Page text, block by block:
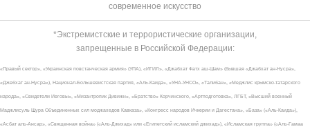
современное искусство
*Экстремистские и террористические организации,
запрещенные в Российской Федерации:
«Правый сектор», «Украинская повстанческая армия» (УПА), «ИГИЛ», «Джабхат Фатх аш-Шам» (бывшая «Джабхат ан-Нусра»,
«Джебхат ан-Нусра»), Национал-Большевистская партия, «Аль-Каида», «УНА-УНСО», «Талибан», «Меджлис крымско-татарского
народа», «Свидетели Иеговы», «Мизантропик Дивижн», «Братство» Корчинского, «Артподготовка», ЛГБТ, «Высший военный
Маджлисуль Шура Объединенных сил моджахедов Кавказа», «Конгресс народов Ичкерии и Дагестана», «База» («Аль-Каида»),
«Асбат аль-Ансар», «Священная война» («Аль-Джихад» или «Египетский исламский джихад»), «Исламская группа» («Аль-Гамаа